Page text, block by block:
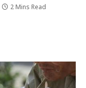
2 Mins Read